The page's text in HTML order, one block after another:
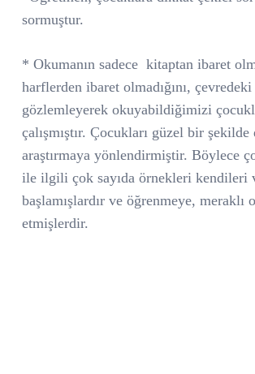
sormuştur.
* Okumanın sadece kitaptan ibaret
harflerden ibaret olmadığını,
gözlemleyerek okuyabildiğimizi
çalışmıştır. Çocukları güzel bir şekilde
araştırmaya yönlendirmiştir. Böylece
ile ilgili çok sayıda örnekleri kendileri
başlamışlardır ve öğrenmeye, meraklı
etmişlerdir.